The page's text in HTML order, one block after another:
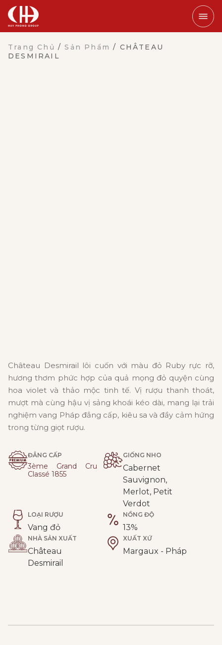
Trang Chủ /Sản Phẩm / CHÂTEAU
DESMIRAIL
Château Desmirail lôi cuốn với màu đỏ Ruby rực rỡ,
hương thơm phức hợp của quả mọng đỏ quyện cùng
hoa violet và thảo mộc tinh tế. Vị rượu thanh thoát,
mượt mà cùng hậu vị sảng khoái kéo dài, mang lại trải
nghiệm vang Pháp đẳng cấp, kiêu sa và đầy cảm hứng
trong từng giọt rượu.
ĐẲNG CẤP
3ème Grand Cru
Classé 1855
GIỐNG NHO
Cabernet
Sauvignon,
Merlot, Petit
Verdot
LOẠI RƯỢU
Vang đỏ
NỒNG ĐỘ
13%
NHÀ SẢN XUẤT
Château
Desmirail
XUẤT XỨ
Margaux - Pháp